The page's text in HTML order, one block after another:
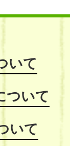
いて
ついて
いて